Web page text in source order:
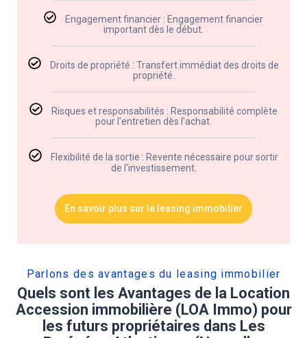
Engagement financier : Engagement financier
important dès le début.
Droits de propriété : Transfert immédiat des droits de
propriété.
Risques et responsabilités : Responsabilité complète
pour l'entretien dès l'achat.
Flexibilité de la sortie : Revente nécessaire pour sortir
de l'investissement.
En savoir plus sur le leasing immobilier
Parlons des avantages du leasing immobilier​
Quels sont les Avantages de la Location
Accession immobilière (LOA Immo) pour
les futurs propriétaires dans Les